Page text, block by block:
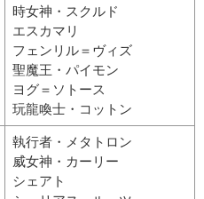
時女神・スクルド
エスカマリ
フェンリル＝ヴィズ
聖魔王・パイモン
ヨグ＝ソトース
玩龍喚士・コットン
執行者・メタトロン
威女神・カーリー
シェアト